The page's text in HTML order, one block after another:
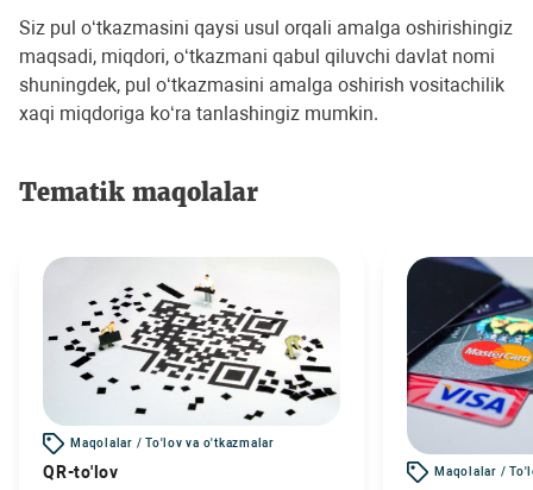
Siz pul o‘tkazmasini qaysi usul orqali amalga oshirishingiz
maqsadi, miqdori, o‘tkazmani qabul qiluvchi davlat nomi
shuningdek, pul o‘tkazmasini amalga oshirish vositachilik
xaqi miqdoriga ko‘ra tanlashingiz mumkin.
Tematik maqolalar
Maqolalar / To'lov va o'tkazmalar
QR-to'lov Maqolalar /